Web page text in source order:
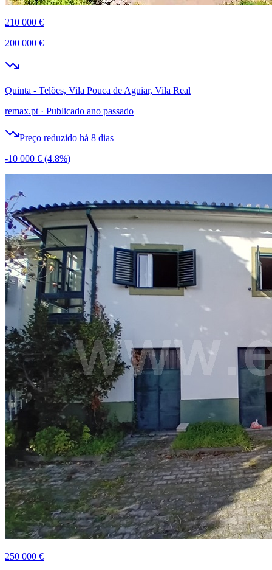
210 000 €
200 000 €
Quinta - Telões, Vila Pouca de Aguiar, Vila Real
remax.pt · Publicado ano passado
Preço reduzido há 8 dias
-10 000 € (4.8%)
250 000 €